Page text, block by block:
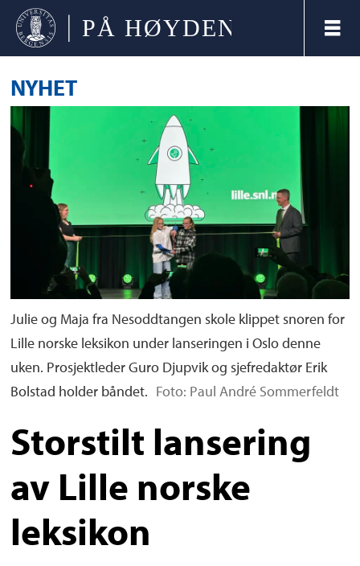
NYHET
Julie og Maja fra Nesoddtangen skole klippet snoren for
Lille norske leksikon under lanseringen i Oslo denne
uken. Prosjektleder Guro Djupvik og sjefredaktør Erik
Bolstad holder båndet. Foto: Paul André Sommerfeldt
Storstilt lansering
av Lille norske
leksikon